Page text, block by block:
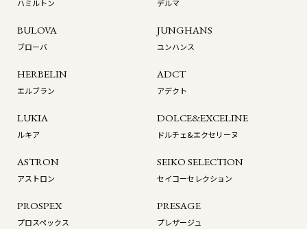
ハミルトン デルマ
BULOVA
ブローバ
JUNGHANS
ユンハンス
HERBELIN
エルブラン
ADCT
アデクト
LUKIA
ルキア
DOLCE&EXCELINE
ドルチェ&エクセリーヌ
ASTRON
アストロン
SEIKO SELECTION
セイコーセレクション
PROSPEX
プロスペックス
PRESAGE
プレザージュ